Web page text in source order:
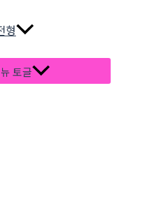
형
토글